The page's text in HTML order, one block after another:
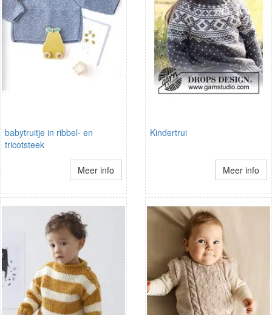
babytruitje in ribbel- en
tricotsteek
Meer info
Kindertrui
Meer info